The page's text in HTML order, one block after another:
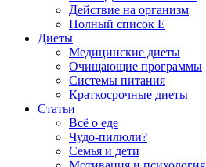
Действие на организм
Полный список E
Диеты
Медицинские диеты
Очищающие программы
Системы питания
Краткосрочные диеты
Статьи
Всё о еде
Чудо-пилюли?
Семья и дети